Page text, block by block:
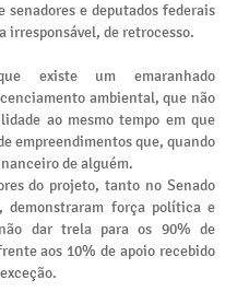
senadores e deputados federais
irresponsável, de retrocesso.
existe um emaranhado
ambiental, que não
ao mesmo tempo em que
empreendimentos que, quando
de alguém.
do projeto, tanto no Senado
demonstraram força política e
dar trela para os 90% de
aos 10% de apoio recebido